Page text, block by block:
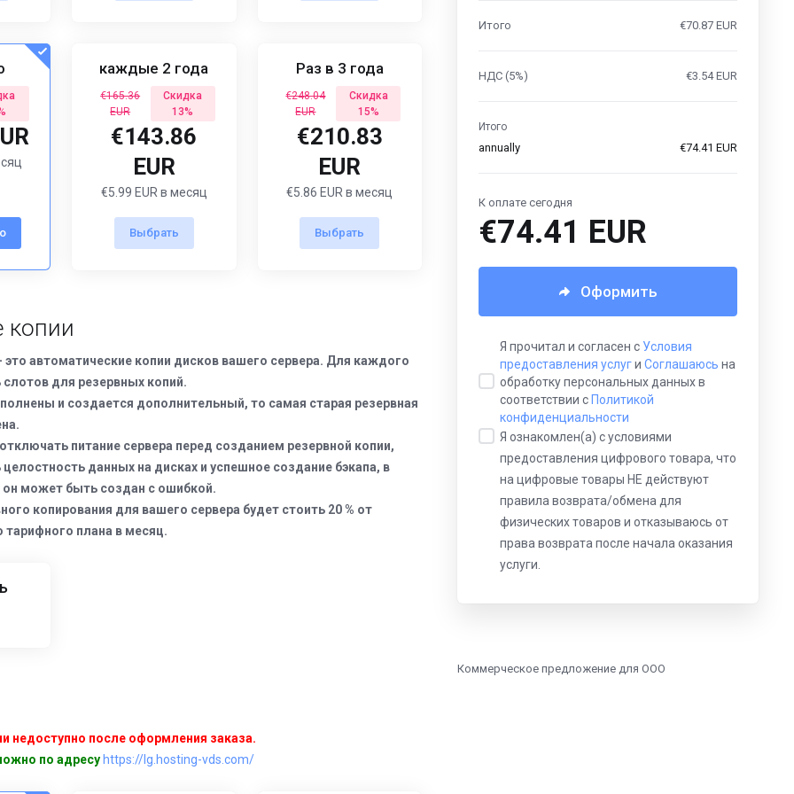
каждые 2 года
€165.36
EUR
Скидка
13%
€143.86
EUR
€5.99 EUR в месяц
Выбрать
Раз в 3 года
€248.04
EUR
Скидка
15%
€210.83
EUR
€5.86 EUR в месяц
Выбрать
копии
автоматические копии дисков вашего сервера. Для каждого
слотов для резервных копий.
и создается дополнительный, то самая старая резервная
питание сервера перед созданием резервной копии,
данных на дисках и успешное создание бэкапа, в
он может быть создан с ошибкой.
копирования для вашего сервера будет стоить 20 % от
плана в месяц.
недоступно после оформления заказа.
по адресу https://lg.hosting-vds.com/
Итого €70.87 EUR
НДС (5%) €3.54 EUR
Итого
annually €74.41 EUR
К оплате сегодня
€74.41 EUR
Оформить
Я прочитал и согласен с Условия
предоставления услуги Соглашаюсь на
обработку персональных данных в
соответствии с Политикой
конфиденциальности
Я ознакомлен(а) с условиями
предоставления цифрового товара, что
на цифровые товары НЕ действуют
правила возврата/обмена для
физических товаров и отказываюсь от
права возврата после начала оказания
услуги.
Коммерческое предложение для ООО